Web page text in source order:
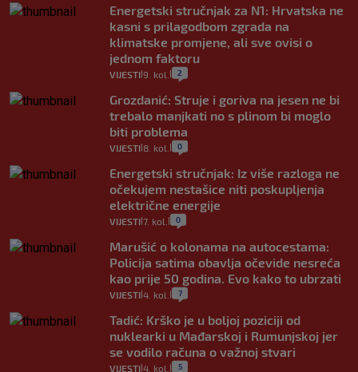
Energetski stručnjak za N1: Hrvatska ne
kasni s prilagodbom zgrada na
klimatske promjene, ali sve ovisi o
jednom faktoru
VIJESTI 9. kol. 2
Grozdanić: Struje i goriva na jesen ne bi
trebalo manjkati no s plinom bi moglo
biti problema
VIJESTI 8. kol. 0
Energetski stručnjak: Iz više razloga ne
očekujem nestašice niti poskupljenja
električne energije
VIJESTI 7. kol. 0
Marušić o kolonama na autocestama:
Policija satima obavlja očevide nesreća
kao prije 50 godina. Evo kako to ubrzati
VIJESTI 4. kol. 7
Tadić: Krško je u boljoj poziciji od
nuklearki u Mađarskoj i Rumunjskoj jer
se vodilo računa o važnoj stvari
VIJESTI 4. kol. 5